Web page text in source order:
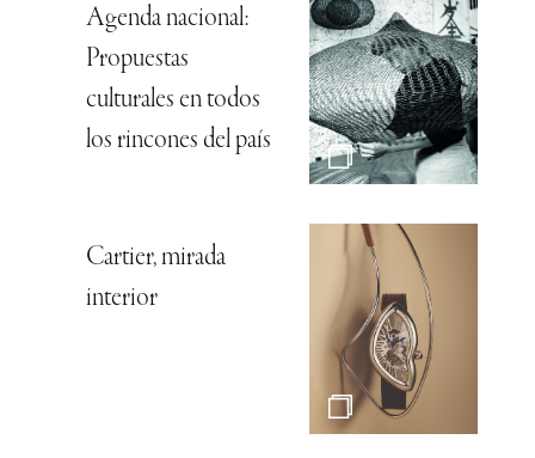
Agenda nacional:
Propuestas
culturales en todos
los rincones del país
Cartier, mirada
interior